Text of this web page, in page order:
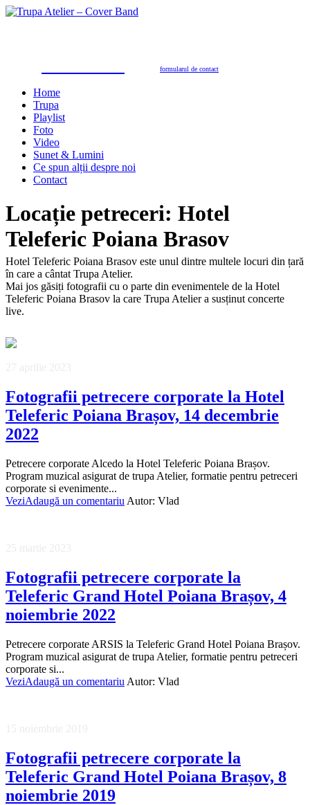
formularul de contact
Home
Trupa
Playlist
Foto
Video
Sunet & Lumini
Ce spun alții despre noi
Contact
Locație petreceri: Hotel
Teleferic Poiana Brasov
Hotel Teleferic Poiana Brasov este unul dintre multele locuri din țară
în care a cântat Trupa Atelier.
Mai jos găsiți fotografii cu o parte din evenimentele de la Hotel
Teleferic Poiana Brasov la care Trupa Atelier a susținut concerte
live.
Fotografii petrecere corporate la Hotel
Teleferic Poiana Brașov, 14 decembrie
2022
Petrecere corporate Alcedo la Hotel Teleferic Poiana Brașov.
Program muzical asigurat de trupa Atelier, formatie pentru petreceri
corporate si evenimente...
VeziAdaugă un comentariu Autor: Vlad
Fotografii petrecere corporate la
Teleferic Grand Hotel Poiana Brașov, 4
noiembrie 2022
Petrecere corporate ARSIS la Teleferic Grand Hotel Poiana Brașov.
Program muzical asigurat de trupa Atelier, formatie pentru petreceri
corporate si...
VeziAdaugă un comentariu Autor: Vlad
Fotografii petrecere corporate la
Teleferic Grand Hotel Poiana Brașov, 8
noiembrie 2019